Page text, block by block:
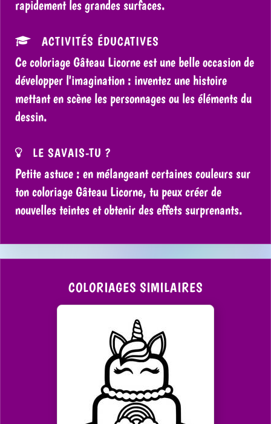
rapidement les grandes surfaces.
ACTIVITÉS ÉDUCATIVES
Ce coloriage Gâteau Licorne est une belle occasion de
développer l'imagination : inventez une histoire
mettant en scène les personnages ou les éléments du
dessin.
LE SAVAIS-TU ?
Petite astuce : en mélangeant certaines couleurs sur
ton coloriage Gâteau Licorne, tu peux créer de
nouvelles teintes et obtenir des effets surprenants.
COLORIAGES SIMILAIRES